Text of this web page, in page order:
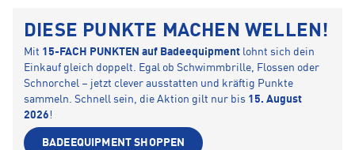
DIESE PUNKTE MACHEN WELLEN!
Mit 15-FACH PUNKTEN auf Badeequipment lohnt sich dein
Einkauf gleich doppelt. Egal ob Schwimmbrille, Flossen oder
Schnorchel – jetzt clever ausstatten und kräftig Punkte
sammeln. Schnell sein, die Aktion gilt nur bis 15. August
2026!
BADEEQUIPMENT SHOPPEN